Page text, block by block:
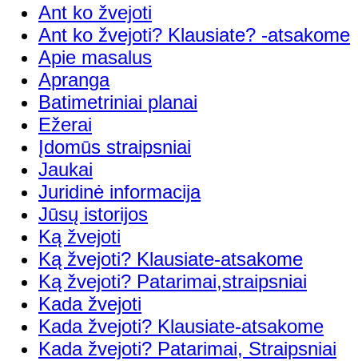
Ant ko žvejoti
Ant ko žvejoti? Klausiate? -atsakome
Apie masalus
Apranga
Batimetriniai planai
Ežerai
Įdomūs straipsniai
Jaukai
Juridinė informacija
Jūsų istorijos
Ką žvejoti
Ką žvejoti? Klausiate-atsakome
Ką žvejoti? Patarimai,straipsniai
Kada žvejoti
Kada žvejoti? Klausiate-atsakome
Kada žvejoti? Patarimai, Straipsniai